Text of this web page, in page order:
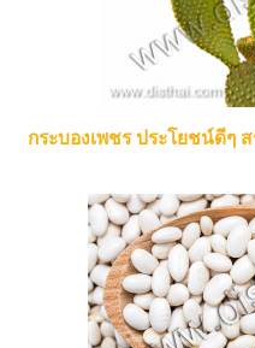
กระบองเพชร ประโยชน์ดีๆ